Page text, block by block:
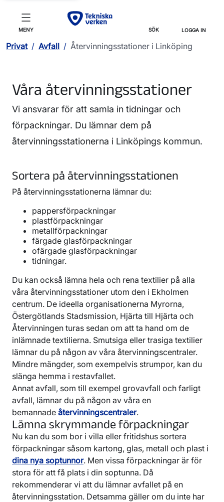
MENY SÖK LOGGA IN
Privat / Avfall / Återvinningsstationer i Linköping
Våra återvinningsstationer
Vi ansvarar för att samla in tidningar och
förpackningar. Du lämnar dem på
återvinningsstationerna i Linköpings kommun.
Sortera på återvinningsstationen
På återvinningsstationerna lämnar du:
pappersförpackningar
plastförpackningar
metallförpackningar
färgade glasförpackningar
ofärgade glasförpackningar
tidningar.
Du kan också lämna hela och rena textilier på alla
våra återvinningsstationer utom den i Ekholmen
centrum. De ideella organisationerna Myrorna,
Östergötlands Stadsmission, Hjärta till Hjärta och
Återvinningen turas sedan om att ta hand om de
inlämnade textilierna. Smutsiga eller trasiga textilier
lämnar du på någon av våra återvinningscentraler.
Mindre mängder, som exempelvis strumpor, kan du
slänga hemma i restavfallet.
Annat avfall, som till exempel grovavfall och farligt
avfall, lämnar du på någon av våra en
bemannade återvinningscentraler.
Lämna skrymmande förpackningar
Nu kan du som bor i villa eller fritidshus sortera
förpackningar såsom kartong, glas, metall och plast i
dina nya soptunnor. Men vissa förpackningar är för
stora för att få plats i din soptunna. Då
rekommenderar vi att du lämnar avfallet på en
återvinningsstation. Detsamma gäller om du inte har